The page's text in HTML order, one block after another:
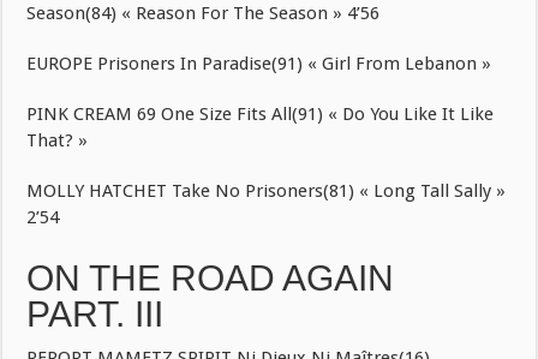
Season(84) « Reason For The Season » 4’56
EUROPE Prisoners In Paradise(91) « Girl From Lebanon »
PINK CREAM 69 One Size Fits All(91) « Do You Like It Like
That? »
MOLLY HATCHET Take No Prisoners(81) « Long Tall Sally »
2’54
ON THE ROAD AGAIN
PART. III